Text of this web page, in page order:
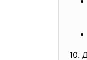
10.